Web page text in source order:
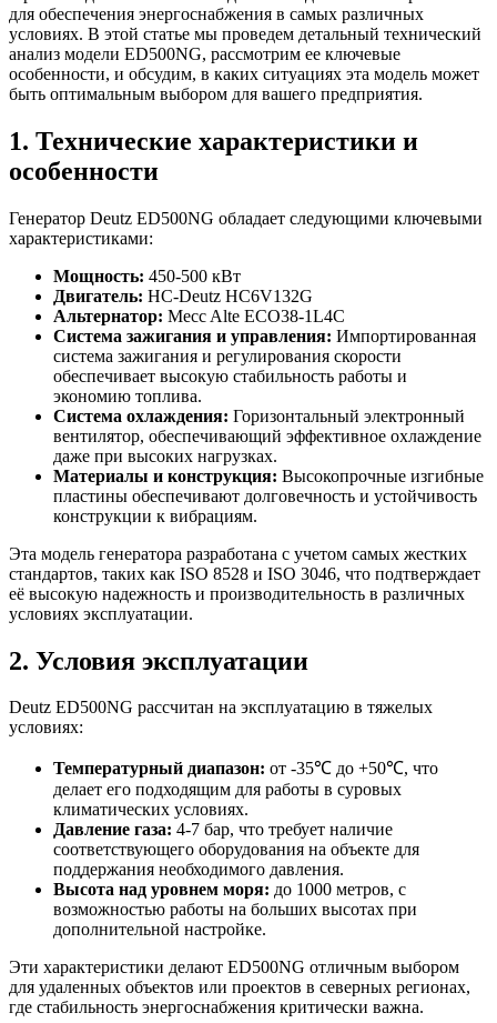
для обеспечения энергоснабжения в самых различных
условиях. В этой статье мы проведем детальный технический
анализ модели ED500NG, рассмотрим ее ключевые
особенности, и обсудим, в каких ситуациях эта модель может
быть оптимальным выбором для вашего предприятия.
1. Технические характеристики и
особенности
Генератор Deutz ED500NG обладает следующими ключевыми
характеристиками:
Мощность: 450-500 кВт
Двигатель: HC-Deutz HC6V132G
Альтернатор: Mecc Alte ECO38-1L4C
Система зажигания и управления: Импортированная
система зажигания и регулирования скорости
обеспечивает высокую стабильность работы и
экономию топлива.
Система охлаждения: Горизонтальный электронный
вентилятор, обеспечивающий эффективное охлаждение
даже при высоких нагрузках.
Материалы и конструкция: Высокопрочные изгибные
пластины обеспечивают долговечность и устойчивость
конструкции к вибрациям.
Эта модель генератора разработана с учетом самых жестких
стандартов, таких как ISO 8528 и ISO 3046, что подтверждает
её высокую надежность и производительность в различных
условиях эксплуатации.
2. Условия эксплуатации
Deutz ED500NG рассчитан на эксплуатацию в тяжелых
условиях:
Температурный диапазон: от -35℃ до +50℃, что
делает его подходящим для работы в суровых
климатических условиях.
Давление газа: 4-7 бар, что требует наличие
соответствующего оборудования на объекте для
поддержания необходимого давления.
Высота над уровнем моря: до 1000 метров, с
возможностью работы на больших высотах при
дополнительной настройке.
Эти характеристики делают ED500NG отличным выбором
для удаленных объектов или проектов в северных регионах,
где стабильность энергоснабжения критически важна.